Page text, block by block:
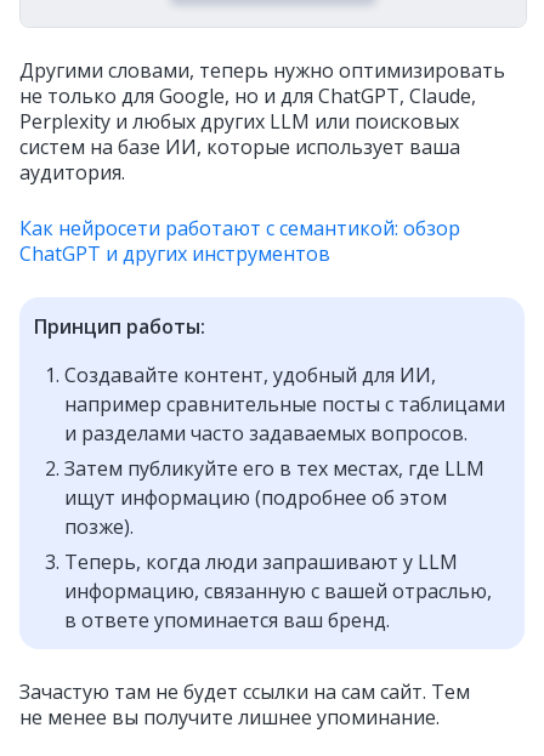
Другими словами, теперь нужно оптимизировать
не только для Google, но и для ChatGPT, Claude,
Perplexity и любых других LLM или поисковых
систем на базе ИИ, которые использует ваша
аудитория.
Как нейросети работают с семантикой: обзор
ChatGPT и других инструментов
Принцип работы:
Создавайте контент, удобный для ИИ,
например сравнительные посты с таблицами
и разделами часто задаваемых вопросов.
Затем публикуйте его в тех местах, где LLM
ищут информацию (подробнее об этом
позже).
Теперь, когда люди запрашивают у LLM
информацию, связанную с вашей отраслью,
в ответе упоминается ваш бренд.
Зачастую там не будет ссылки на сам сайт. Тем
не менее вы получите лишнее упоминание.